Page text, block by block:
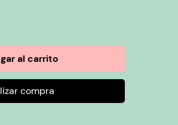
al carrito
compra